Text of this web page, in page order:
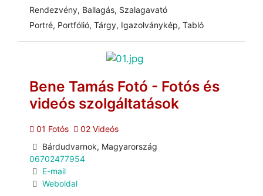
Rendezvény, Ballagás, Szalagavató
Portré, Portfólió, Tárgy, Igazolványkép, Tabló
Bene Tamás Fotó - Fotós és
videós szolgáltatások
01 Fotós
02 Videós
Bárdudvarnok, Magyarország
06702477954
E-mail
Weboldal